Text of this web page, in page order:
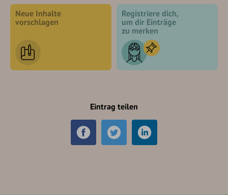
Neue Inhalte
vorschlagen
Registriere dich,
um dir Einträge
zu merken
Eintrag teilen